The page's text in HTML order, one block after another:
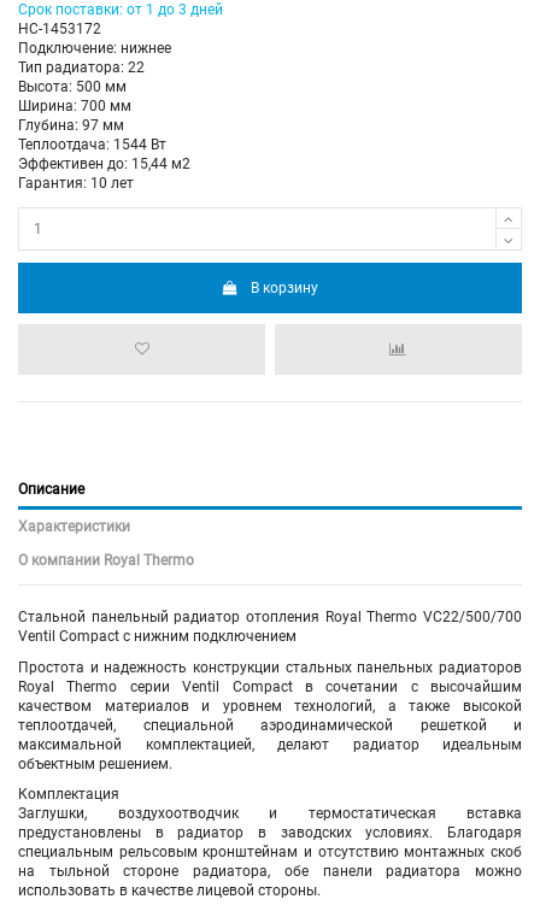
Срок поставки: от 1 до 3 дней
НС-1453172
Подключение: нижнее
Тип радиатора: 22
Высота: 500 мм
Ширина: 700 мм
Глубина: 97 мм
Теплоотдача: 1544 Вт
Эффективен до: 15,44 м2
Гарантия: 10 лет
В корзину
Описание
Характеристики
О компании Royal Thermo
Стальной панельный радиатор отопления Royal Thermo VC22/500/700
Ventil Compact с нижним подключением
Простота и надежность конструкции стальных панельных радиаторов
Royal Thermo серии Ventil Compact в сочетании с высочайшим
качеством материалов и уровнем технологий, а также высокой
теплоотдачей, специальной аэродинамической решеткой и
максимальной комплектацией, делают радиатор идеальным
объектным решением.
Комплектация
Заглушки, воздухоотводчик и термостатическая вставка
предустановлены в радиатор в заводских условиях. Благодаря
специальным рельсовым кронштейнам и отсутствию монтажных скоб
на тыльной стороне радиатора, обе панели радиатора можно
использовать в качестве лицевой стороны.